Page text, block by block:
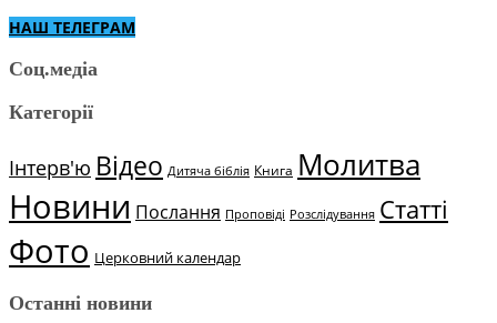
НАШ ТЕЛЕГРАМ
Соц.медіа
Категорії
Інтерв'ю Відео Дитяча біблія Книга Молитва
Новини Послання Проповіді Розслідування Статті
Фото Церковний календар
Останні новини